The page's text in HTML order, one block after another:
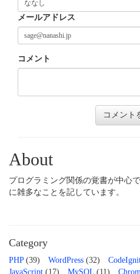
メールアドレス
コメント
About
プログラミング関係の覚書が中心
に雑多なことを記しています。
Category
PHP(39) WordPress (32)
JavaScript (17) MySQL (11)